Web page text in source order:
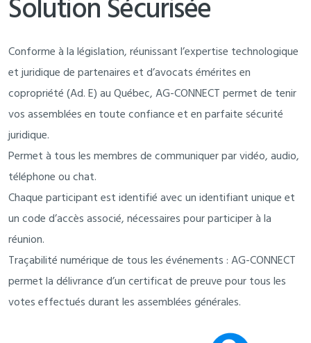
Conforme à la législation, réunissant l’expertise technologique
et juridique de partenaires et d’avocats émérites en
copropriété (Ad. E) au Québec, AG-CONNECT permet de tenir
vos assemblées en toute confiance et en parfaite sécurité
juridique.
Permet à tous les membres de communiquer par vidéo, audio,
téléphone ou chat.
Chaque participant est identifié avec un identifiant unique et
un code d’accès associé, nécessaires pour participer à la
réunion.
Traçabilité numérique de tous les événements : AG-CONNECT
permet la délivrance d’un certificat de preuve pour tous les
votes effectués durant les assemblées générales.